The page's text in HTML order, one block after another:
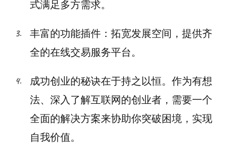
式满足多方需求。
丰富的功能插件：拓宽发展空间，提供齐
全的在线交易服务平台。
成功创业的秘诀在于持之以恒。作为有想
法、深入了解互联网的创业者，需要一个
全面的解决方案来协助你突破困境，实现
自我价值。